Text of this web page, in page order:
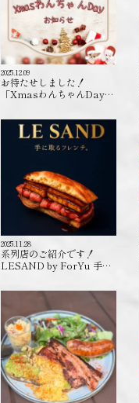
2025.12.09
お待たせしました！
「XmasわんちゃんDay…
2025.11.28
系列店のご紹介です！
LESAND by ForYu 手…